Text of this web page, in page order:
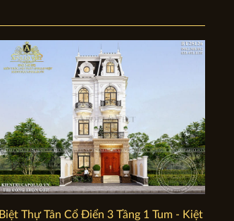
Biệt Thự Tân Cổ Điển 3 Tầng 1 Tum - Kiệt